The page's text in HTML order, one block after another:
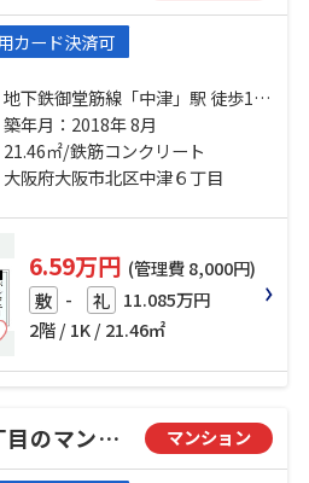
カード決済可
地下鉄御堂筋線「中津」駅 徒歩10
分 大阪環状線「大阪」駅 徒歩15分
阪急神戸本線「中津」駅 徒歩5分
築年月：2018年 8月
21.46㎡/鉄筋コンクリート
大阪府大阪市北区中津６丁目
6.59万円 (管理費 8,000円)
敷 - 礼 11.085万円
2階 / 1K / 21.46㎡
大阪市北区中津６丁目のマンション マンション